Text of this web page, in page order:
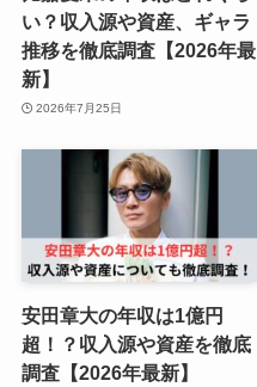
い？収入源や資産、ギャラ
推移を徹底調査【2026年最
新】
2026年7月25日
安田章大の年収は1億円
超！？収入源や資産を徹底
調査【2026年最新】